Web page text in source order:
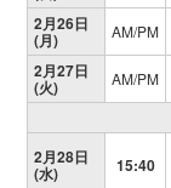
2月26日
(月) AM/PM
2月27日
(火) AM/PM
2月28日
(水) 15:40